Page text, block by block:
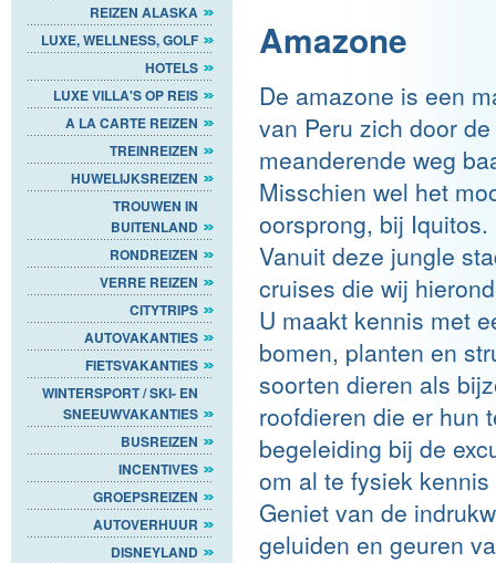
REIZEN ALASKA
LUXE, WELLNESS, GOLF
HOTELS
LUXE VILLA'S OP REIS
A LA CARTE REIZEN
TREINREIZEN
HUWELIJKSREIZEN
TROUWEN IN
BUITENLAND
RONDREIZEN
VERRE REIZEN
CITYTRIPS
AUTOVAKANTIES
FIETSVAKANTIES
WINTERSPORT / SKI- EN
SNEEUWVAKANTIES
BUSREIZEN
INCENTIVES
GROEPSREIZEN
AUTOVERHUUR
DISNEYLAND
Amazone
De amazone is een
van Peru zich door
meanderende weg
Misschien wel het
oorsprong, bij Iquitos.
Vanuit deze jungle
cruises die wij
U maakt kennis met
bomen, planten en
soorten dieren als
roofdieren die er hun
begeleiding bij de
om al te fysiek
Geniet van de
geluiden en geuren